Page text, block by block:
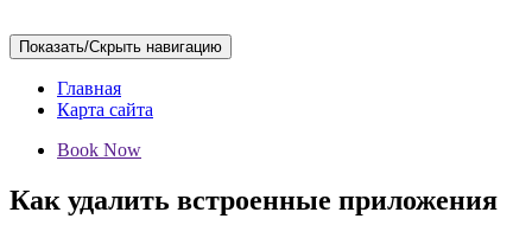
Показать/Скрыть навигацию
Главная
Карта сайта
Book Now
Как удалить встроенные приложения